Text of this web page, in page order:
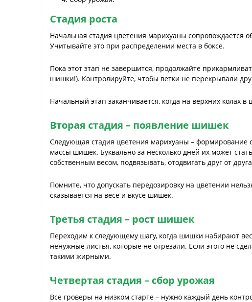
Стадия роста
Начальная стадия цветения марихуаны сопровождается
Учитывайте это при распределении места в боксе.
Пока этот этап не завершится, продолжайте
шишки!). Контролируйте, чтобы ветки не перекрывали
Начальный этап заканчивается, когда на верхних колах
Вторая стадия – появление шишек
Следующая стадия цветения марихуаны – формирование
массы шишек. Буквально за несколько дней их может
собственным весом, подвязывать, отодвигать друг от
Помните, что допускать передозировку на цветении
сказывается на весе и вкусе шишек.
Третья стадия – рост шишек
Переходим к следующему шагу, когда шишки набирают
ненужные листья, которые не отрезали. Если этого не
такими жирными.
Четвертая стадия – сбор урожая
Все гроверы на низком старте – нужно каждый день